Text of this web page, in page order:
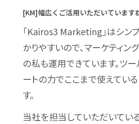
[KM]幅広くご活用いただいています
「Kairos3 Marketing」はシン
かりやすいので、マーケティン
の私も運用できています。ツ
ートの力でここまで使えてい
す。
当社を担当していただいてい